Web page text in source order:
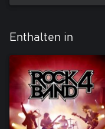
Enthalten in